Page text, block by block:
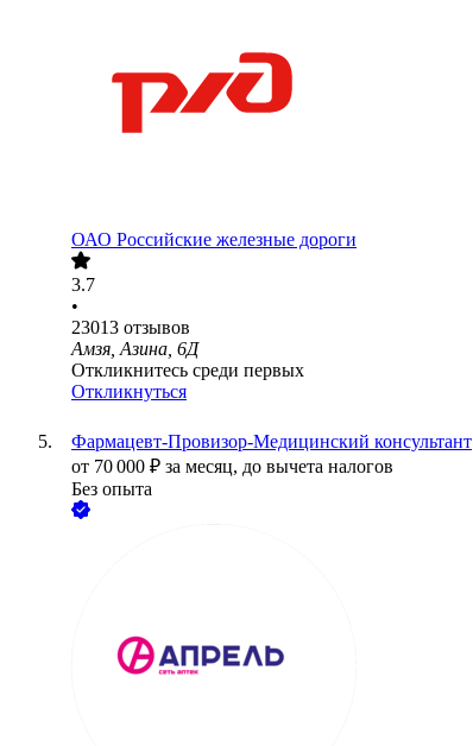
ОАО Российские железные дороги
3.7
•
23013 отзывов
Амзя, Азина, 6Д
Откликнитесь среди первых
Откликнуться
Фармацевт-Провизор-Медицинский консультант
от 70 000 ₽ за месяц, до вычета налогов
Без опыта